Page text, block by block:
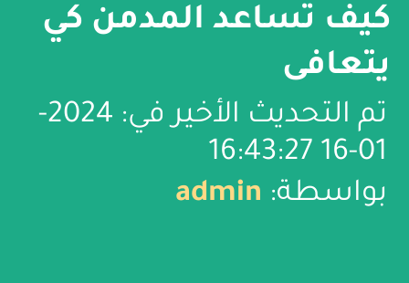
كيف تساعد المدمن كي
يتعافى
تم التحديث الأخير في: 2024-
01-16 16:43:27
بواسطة: admin